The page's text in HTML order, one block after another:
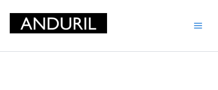
content